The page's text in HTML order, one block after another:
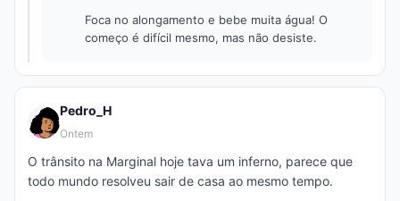
Foca no alongamento e bebe muita água! O
começo é difícil mesmo, mas não desiste.
Pedro_H
Ontem
O trânsito na Marginal hoje tava um inferno, parece que
todo mundo resolveu sair de casa ao mesmo tempo.